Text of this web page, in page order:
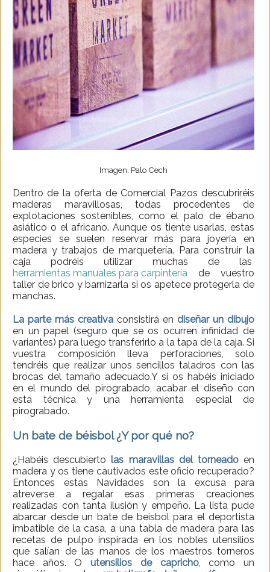
Imagen: Palo Cech
Dentro de la oferta de Comercial Pazos descubriréis
maderas maravillosas, todas procedentes de
explotaciones sostenibles, como el palo de ébano
asiático o el africano. Aunque os tiente usarlas, estas
especies se suelen reservar más para joyería en
madera y trabajos de marquetería. Para construir la
caja podréis utilizar muchas de las
herramientas manuales para carpintería de vuestro
taller de brico y barnizarla si os apetece protegerla de
manchas.
La parte más creativa consistirá en diseñar un dibujo
en un papel (seguro que se os ocurren infinidad de
variantes) para luego transferirlo a la tapa de la caja. Si
vuestra composición lleva perforaciones, solo
tendréis que realizar unos sencillos taladros con las
brocas del tamaño adecuado.Y si os habéis iniciado
en el mundo del pirograbado, acabar el diseño con
esta técnica y una herramienta especial de
pirograbado.
Un bate de béisbol ¿Y por qué no?
¿Habéis descubiertolas maravillas del torneadoen
madera y os tiene cautivados este oficio recuperado?
Entonces estas Navidades son la excusa para
atreverse a regalar esas primeras creaciones
realizadas con tanta ilusión y empeño. La lista pude
abarcar desde un bate de beisbol para el deportista
imbatible de la casa, a una tabla de madera para las
recetas de pulpo inspirada en los nobles utensilios
que salían de las manos de los maestros torneros
hace años. Outensilios de capricho, como un